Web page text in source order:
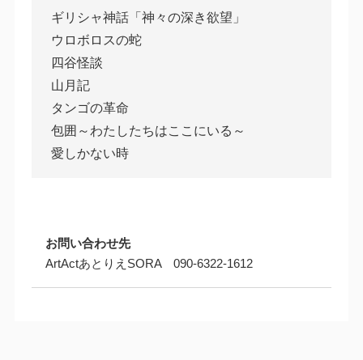
ギリシャ神話「神々の深き欲望」
ウロボロスの蛇
四谷怪談
山月記
タンゴの革命
包囲～わたしたちはここにいる～
愛しかない時
お問い合わせ先
ArtActあとりえSORA 090-6322-1612